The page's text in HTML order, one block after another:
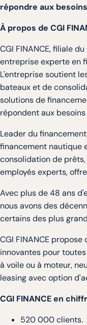
répondre aux
À propos de CGI
CGI FINANCE, filiale
entreprise experte en
L'entreprise soutient
bateaux et de
solutions de
répondent aux
Leader du
financement nautique
consolidation de prêts,
employés experts,
Avec plus de 48 ans
nous avons des
certains des plus
CGI FINANCE
innovantes pour
à voile ou à moteur,
leasing avec option
CGI FINANCE en
520 000 clients.